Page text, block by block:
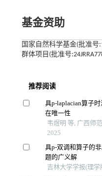
基金资助
国家自然科学基金(批准号
群体项目(批准号